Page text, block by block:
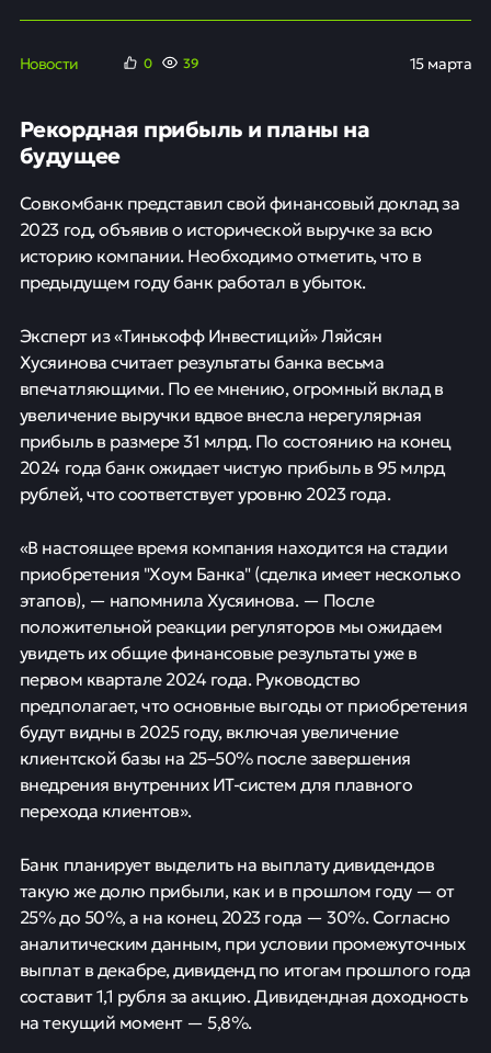
Новости 0 39 15 марта
Рекордная прибыль и планы на
будущее
Совкомбанк представил свой финансовый доклад за
2023 год, объявив о исторической выручке за всю
историю компании. Необходимо отметить, что в
предыдущем году банк работал в убыток.
Эксперт из «Тинькофф Инвестиций» Ляйсян
Хусяинова считает результаты банка весьма
впечатляющими. По ее мнению, огромный вклад в
увеличение выручки вдвое внесла нерегулярная
прибыль в размере 31 млрд. По состоянию на конец
2024 года банк ожидает чистую прибыль в 95 млрд
рублей, что соответствует уровню 2023 года.
«В настоящее время компания находится на стадии
приобретения "Хоум Банка" (сделка имеет несколько
этапов), — напомнила Хусяинова. — После
положительной реакции регуляторов мы ожидаем
увидеть их общие финансовые результаты уже в
первом квартале 2024 года. Руководство
предполагает, что основные выгоды от приобретения
будут видны в 2025 году, включая увеличение
клиентской базы на 25–50% после завершения
внедрения внутренних ИТ-систем для плавного
перехода клиентов».
Банк планирует выделить на выплату дивидендов
такую же долю прибыли, как и в прошлом году — от
25% до 50%, а на конец 2023 года — 30%. Согласно
аналитическим данным, при условии промежуточных
выплат в декабре, дивиденд по итогам прошлого года
составит 1,1 рубля за акцию. Дивидендная доходность
на текущий момент — 5,8%.